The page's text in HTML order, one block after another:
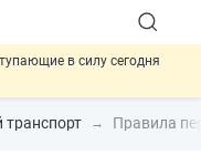
в силу сегодня
лоты
Правила